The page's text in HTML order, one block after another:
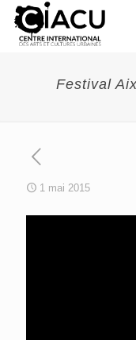
Festival
1 mai 2015